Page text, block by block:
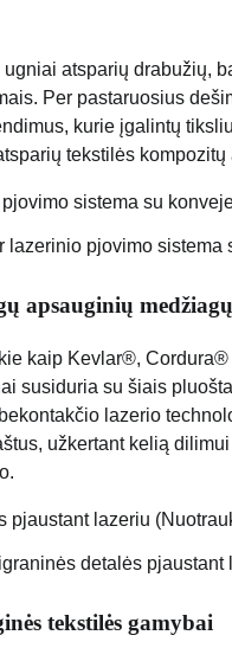
atsparių drabužių,
Per pastaruosius
kurie įgalintų
tekstilės
lazerinio pjovimo
apsauginių
kaip Kevlar®,
susiduria su šiais
bekontakčio lazerio
užkertant kelią
detalės
tekstilės gamybai